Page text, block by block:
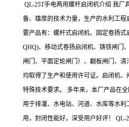
QL-25T手电两用螺杆启闭机介绍 我
备、雄厚的技术力量，生产的水利工
要产品有：螺杆式启闭机、固定卷扬式
QHQ)、移动式卷扬启闭机、铸铁闸门
闸门、平面定轮闸门）、翻板闸门、
均取得了生产和使用许可证。启闭机
特殊技术要求。 多年来，本厂产品在
用于排灌、水电站、河道、水库等水
用，封闭性能好，深受用户好评！ QL-